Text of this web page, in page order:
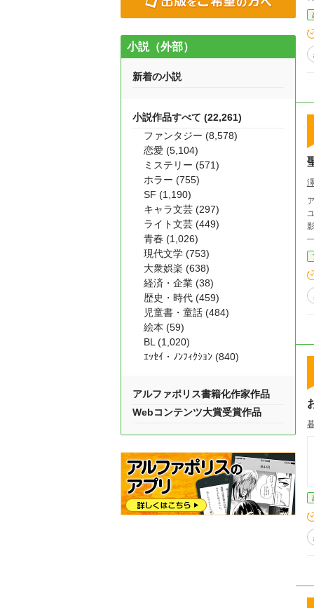
ってそ
小説（外部）
新着の小説
小説作品すべて (22,261)
ファンタジー (8,578)
恋愛 (5,104)
ミステリー (571)
ホラー (755)
SF (1,190)
キャラ文芸 (297)
ライト文芸 (449)
青春 (1,026)
現代文学 (753)
大衆娯楽 (638)
経済・企業 (38)
歴史・時代 (459)
児童書・童話 (484)
絵本 (59)
BL (1,020)
ｴｯｾｲ・ﾉﾝﾌｨｸｼｮﾝ (840)
アルファポリス書籍化作家作品
Webコンテンツ大賞受賞作品